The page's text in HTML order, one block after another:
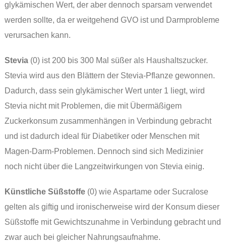
glykämischen Wert, der aber dennoch sparsam verwendet
werden sollte, da er weitgehend GVO ist und Darmprobleme
verursachen kann.
Stevia(0) ist 200 bis 300 Mal süßer als Haushaltszucker.
Stevia wird aus den Blättern der Stevia-Pflanze gewonnen.
Dadurch, dass sein glykämischer Wert unter 1 liegt, wird
Stevia nicht mit Problemen, die mit Übermäßigem
Zuckerkonsum zusammenhängen in Verbindung gebracht
und ist dadurch ideal für Diabetiker oder Menschen mit
Magen-Darm-Problemen. Dennoch sind sich Medizinier
noch nicht über die Langzeitwirkungen von Stevia einig.
Künstliche Süßstoffe(0) wie Aspartame oder Sucralose
gelten als giftig und ironischerweise wird der Konsum dieser
Süßstoffe mit Gewichtszunahme in Verbindung gebracht und
zwar auch bei gleicher Nahrungsaufnahme.